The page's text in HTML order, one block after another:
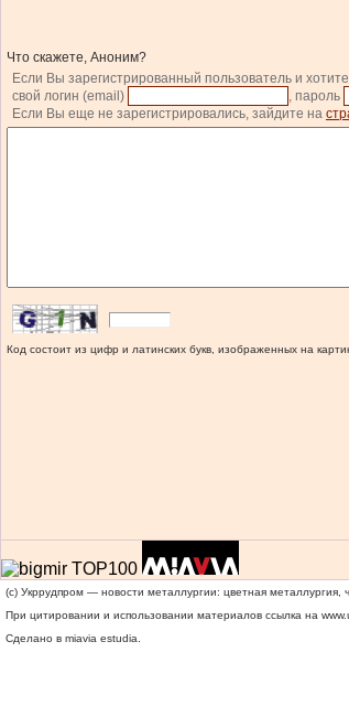
Что скажете, Аноним?
Если Вы зарегистрированный пользователь и
свой логин (email)
, пароль
Если Вы еще не зарегистрировались, зайдите на
Код состоит из цифр и латинских букв, изображенных на
(c) Укррудпром — новости металлургии: цветная металлургия,
При цитировании и использовании материалов ссылка на
Сделано в miavia estudia.